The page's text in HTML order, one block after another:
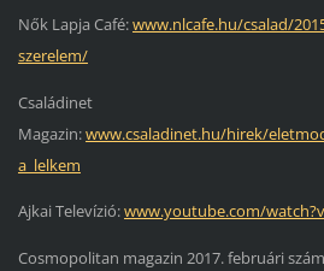
Nők Lapja Café:www.nlcafe.hu/csalad/
szerelem/
Családinet
Magazin:www.csaladinet.hu/hirek/
a_lelkem
Ajkai Televízió:www.youtube.com/
Cosmopolitan magazin 2017. februári